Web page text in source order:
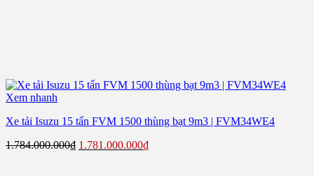
Xem nhanh
Xe tải Isuzu 15 tấn FVM 1500 thùng bạt 9m3 | FVM34WE4
1.784.000.000₫ Giá
1.781.000.000₫Giá